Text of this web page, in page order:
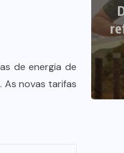
de energia de
As novas tarifas